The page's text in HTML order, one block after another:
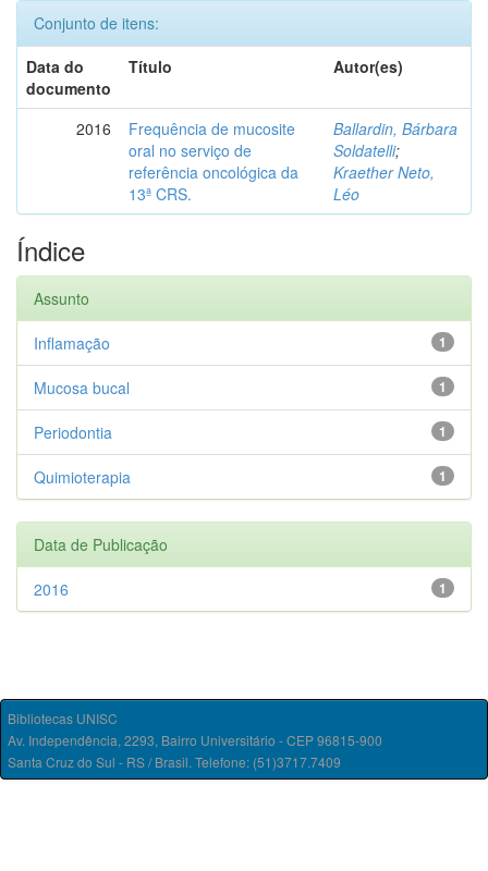
Conjunto de itens:
Data do
documento
Título Autor(es)
2016
Frequência de mucosite
oral no serviço de
referência oncológica da
13ª CRS.
Ballardin, Bárbara
Soldatelli;
Kraether Neto,
Léo
Índice
Assunto
1
Inflamação
1
Mucosa bucal
1
Periodontia
1
Quimioterapia
Data de Publicação
1
2016
Bibliotecas UNISC
Av. Independência, 2293, Bairro Universitário - CEP 96815-900
Santa Cruz do Sul - RS / Brasil. Telefone: (51)3717.7409